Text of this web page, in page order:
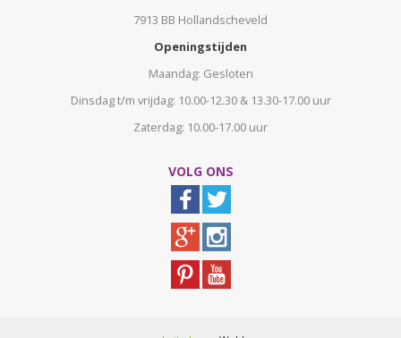
7913 BB Hollandscheveld
Openingstijden
Maandag: Gesloten
Dinsdag t/m vrijdag: 10.00-12.30 & 13.30-17.00 uur
Zaterdag: 10.00-17.00 uur
VOLG ONS